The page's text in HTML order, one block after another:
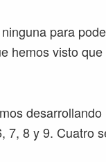
para
hemos visto
7, 8 y 9. Cuatro